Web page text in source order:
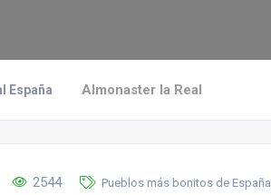
España Almonaster la Real
2544 Pueblos más bonitos de España